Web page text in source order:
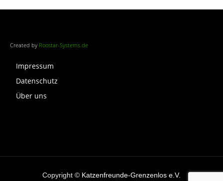
Created by Roostar-Systems.de
Impressum
Datenschutz
Über uns
Copyright © Katzenfreunde-Grenzenlos e.V.